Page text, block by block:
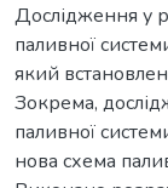
Дослідження у
паливної
який
Зокрема,
паливної
нова схема